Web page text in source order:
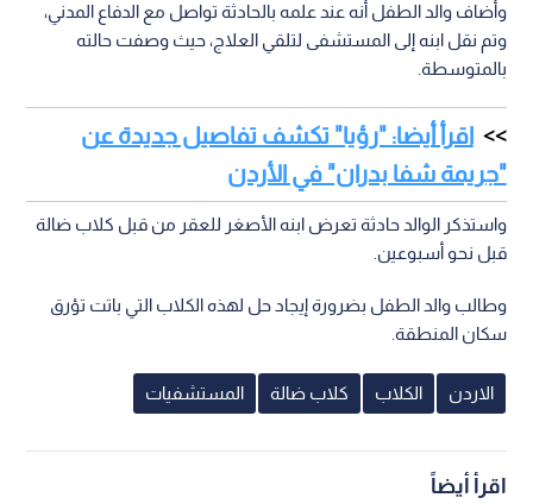
وأضاف والد الطفل أنه عند علمه بالحادثة تواصل مع الدفاع المدني،
وتم نقل ابنه إلى المستشفى لتلقي العلاج، حيث وصفت حالته
بالمتوسطة.
اقرأ أيضا: "رؤيا" تكشف تفاصيل جديدة عن
"جريمة شفا بدران" في الأردن
واستذكر الوالد حادثة تعرض ابنه الأصغر للعقر من قبل كلاب ضالة
قبل نحو أسبوعين.
وطالب والد الطفل بضرورة إيجاد حل لهذه الكلاب التي باتت تؤرق
سكان المنطقة.
الاردن الكلاب كلاب ضالة المستشفيات
اقرأ أيضاً